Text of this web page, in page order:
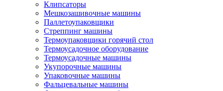
Клипсаторы
Мешкозашивочные машины
Паллетоупаковщики
Стреппинг машины
Термоупаковщики горячий стол
Термоусадочное оборудование
Термоусадочные машины
Укупорочные машины
Упаковочные машины
Фальцевальные машины